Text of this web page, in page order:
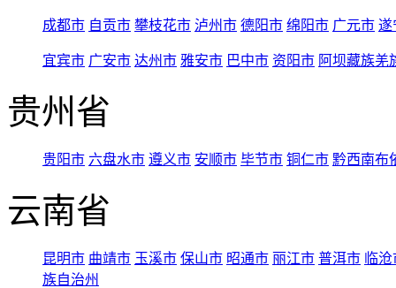
成都市 自贡市 攀枝花市 泸州市 德阳市 绵阳市 广元市 遂
宜宾市 广安市 达州市 雅安市 巴中市 资阳市 阿坝藏族羌
贵州省
贵阳市 六盘水市 遵义市 安顺市 毕节市 铜仁市 黔西南布
云南省
昆明市 曲靖市 玉溪市 保山市 昭通市 丽江市 普洱市 临
族自治州